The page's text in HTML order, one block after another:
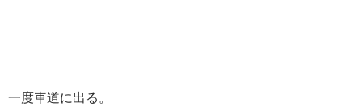
一度車道に出る。